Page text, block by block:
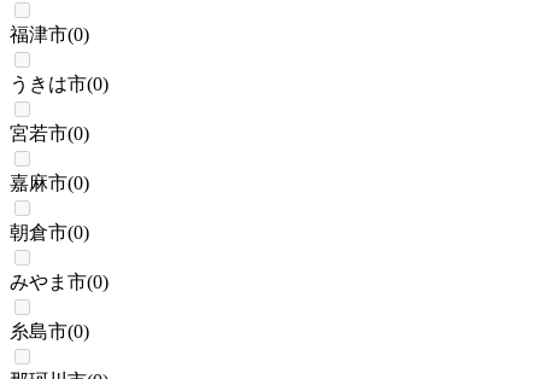
福津市(0)
うきは市(0)
宮若市(0)
嘉麻市(0)
朝倉市(0)
みやま市(0)
糸島市(0)